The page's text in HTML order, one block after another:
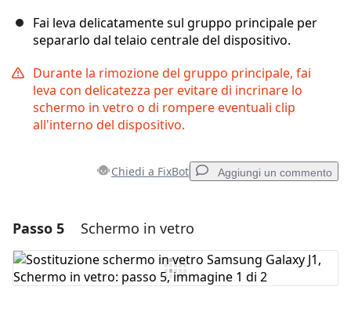
Fai leva delicatamente sul gruppo principale per
separarlo dal telaio centrale del dispositivo.
Durante la rimozione del gruppo principale, fai
leva con delicatezza per evitare di incrinare lo
schermo in vetro o di rompere eventuali clip
all'interno del dispositivo.
Chiedi a FixBot Aggiungi un commento
Aggiungi un commento
Aggiungi Commento
Passo 5 Schermo in vetro